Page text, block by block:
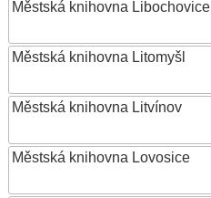
Městská knihovna Libochovice
Městská knihovna Litomyšl
Městská knihovna Litvínov
Městská knihovna Lovosice